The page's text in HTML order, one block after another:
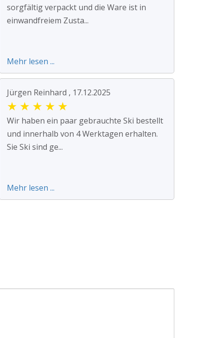
sorgfältig verpackt und die Ware ist in
einwandfreiem Zusta...
Mehr lesen ...
Jürgen Reinhard , 17.12.2025
★ ★ ★ ★ ★
Wir haben ein paar gebrauchte Ski bestellt
und innerhalb von 4 Werktagen erhalten.
Sie Ski sind ge...
Mehr lesen ...